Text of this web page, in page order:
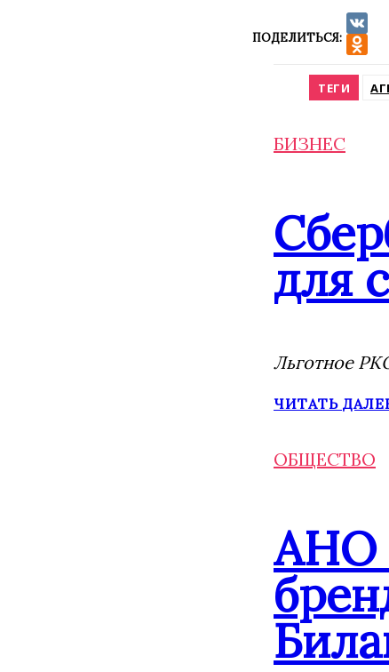
ПОДЕЛИТЬСЯ:
VK
ТЕГИ
БИЗНЕС
для
Льготное
ЧИТАТЬ
ОБЩЕСТВО
АНО